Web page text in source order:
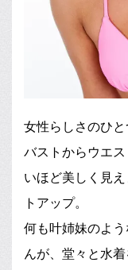
女性らしさのひと
バストからウエ
いほど美しく見
トアップ。
何も叶姉妹のよ
んが、堂々と水